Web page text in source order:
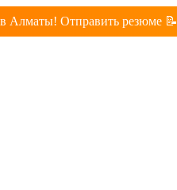
Алматы! Отправить резюме 📝